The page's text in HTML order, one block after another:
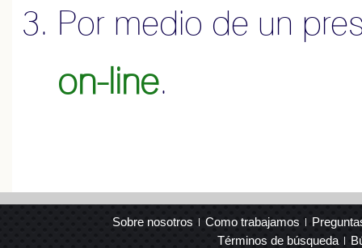
Por medio de un
on-line.
Sobre nosotros Como trabajamos
Términos de búsqueda